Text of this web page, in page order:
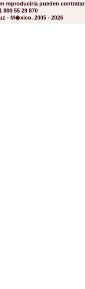
reproducirla pueden contratar
800 55 29 870
- M�xico. 2005 - 2026